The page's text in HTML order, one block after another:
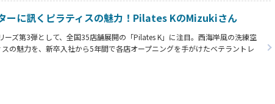
ーに訊くピラティスの魅力！Pilates KのMizukiさん
ーズ第3弾として、全国35店舗展開の「Pilates K」に注目。西海岸風の洗練空
の魅力を、新卒入社から5年間で各店オープニングを手がけたベテラントレ
。英語キューイングとライブ感で参加者の表情を変える、感動レッスンの秘